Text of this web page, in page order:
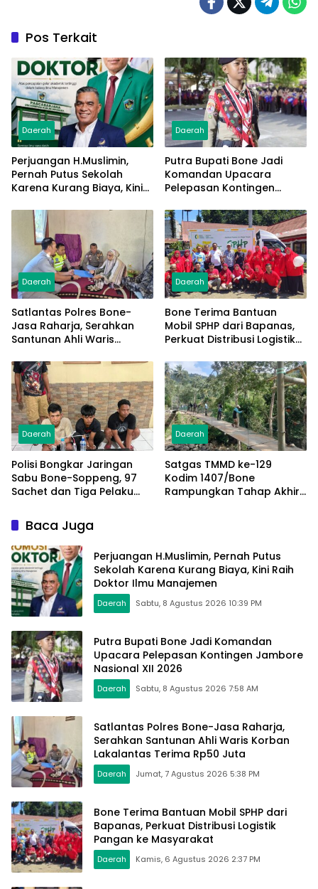
Pos Terkait
Daerah
Perjuangan H.Muslimin,
Pernah Putus Sekolah
Karena Kurang Biaya, Kini
Manajemen
Daerah
Putra Bupati Bone Jadi
Komandan Upacara
Pelepasan Kontingen
Daerah
Satlantas Polres Bone-
Jasa Raharja, Serahkan
Santunan Ahli Waris
Rp50 Juta
Daerah
Bone Terima Bantuan
Mobil SPHP dari Bapanas,
Perkuat Distribusi Logistik
Daerah
Polisi Bongkar Jaringan
Sabu Bone-Soppeng, 97
Sachet dan Tiga Pelaku
Daerah
Satgas TMMD ke-129
Kodim 1407/Bone
Rampungkan Tahap Akhir
Baca Juga
Perjuangan H.Muslimin, Pernah Putus
Sekolah Karena Kurang Biaya, Kini Raih
Doktor Ilmu Manajemen
Daerah Sabtu, 8 Agustus 2026 10:39 PM
Putra Bupati Bone Jadi Komandan
Upacara Pelepasan Kontingen Jambore
Nasional XII 2026
Daerah Sabtu, 8 Agustus 2026 7:58 AM
Satlantas Polres Bone-Jasa Raharja,
Serahkan Santunan Ahli Waris Korban
Lakalantas Terima Rp50 Juta
Daerah Jumat, 7 Agustus 2026 5:38 PM
Bone Terima Bantuan Mobil SPHP dari
Bapanas, Perkuat Distribusi Logistik
Pangan ke Masyarakat
Daerah Kamis, 6 Agustus 2026 2:37 PM